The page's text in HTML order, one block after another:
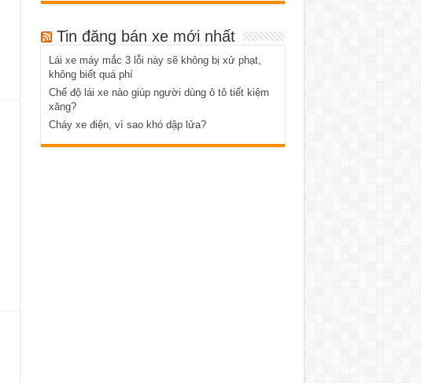
Tin đăng bán xe mới nhất
Lái xe máy mắc 3 lỗi này sẽ không bị xử phạt,
không biết quá phí
Chế độ lái xe nào giúp người dùng ô tô tiết kiệm
xăng?
Cháy xe điện, vì sao khó dập lửa?